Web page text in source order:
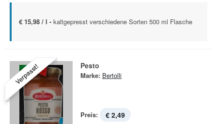
€ 15,98 / l - kaltgepresst verschiedene Sorten 500 ml Flasche
Verpasst! Pesto
Marke: Bertolli
Preis: € 2,49